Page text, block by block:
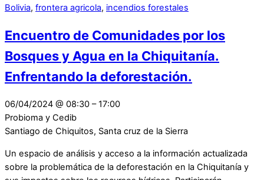
Bolivia, frontera agricola, incendios forestales
Encuentro de Comunidades por los
Bosques y Agua en la Chiquitanía.
Enfrentando la deforestación.
06/04/2024 @ 08:30 –17:00
Probioma y Cedib
Santiago de Chiquitos, Santa cruz de la Sierra
Un espacio de análisis y acceso a la información actualizada
sobre la problemática de la deforestación en la Chiquitanía y